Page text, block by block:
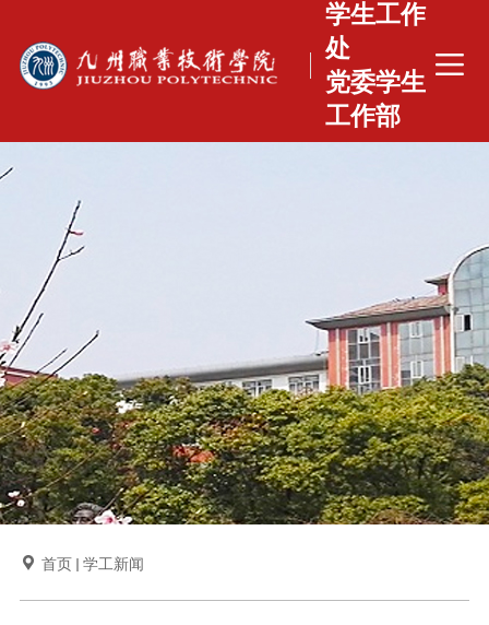
学生工作
处
党委学生
工作部
 首页 学工新闻